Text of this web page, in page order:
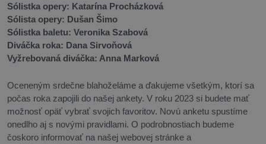
Sólistka opery: Katarína Procházková
Sólista opery: Dušan Šimo
Sólistka baletu: Veronika Szabová
Diváčka roka: Dana Sirvoňová
Vyžrebovaná diváčka: Anna Marková
Oceneným srdečne blahoželáme a ďakujeme všetkým, ktorí sa
počas roka zapojili do našej ankety. V roku 2023 si budete mať
možnosť opäť vybrať svojich favoritov. Novú anketu spustíme
onedlho aj s novými pravidlami. O podrobnostiach budeme
čoskoro informovať na našej webovej stránke a